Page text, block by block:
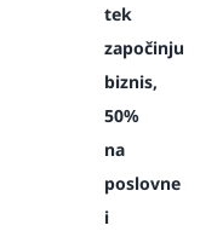
tek
započinju
biznis,
50%
na
poslovne
i